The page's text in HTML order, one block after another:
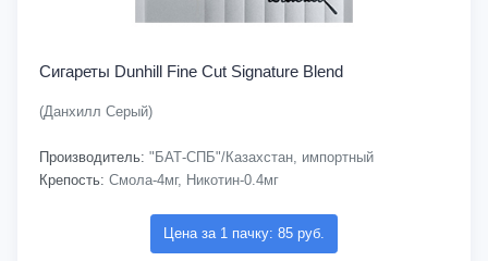
Сигареты Dunhill Fine Cut Signature Blend
(Данхилл Серый)
Производитель: "БАТ-СПБ"/Казахстан, импортный
Крепость: Смола-4мг, Никотин-0.4мг
Цена за 1 пачку: 85 руб.